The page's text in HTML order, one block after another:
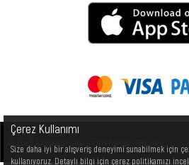
Çerez Kullanımı
Size daha iyi bir alışveriş deneyimi sunabilmek için
kullanıyoruz. Detaylı bilgi için çerez politikamızı